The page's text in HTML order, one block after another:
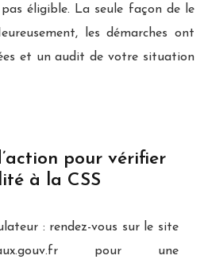
pas éligible. La seule façon de le
les démarches ont
et un audit de votre situation
pour vérifier
à la CSS
: rendez-vous sur le site
pour une